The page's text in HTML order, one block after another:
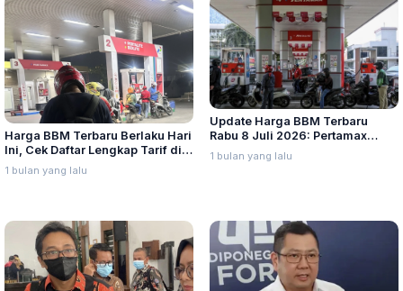
Harga BBM Terbaru Berlaku Hari
Ini, Cek Daftar Lengkap Tarif di
Seluruh Indonesia
1 bulan yang lalu
Update Harga BBM Terbaru
Rabu 8 Juli 2026: Pertamax
Turbo, Dexlite, dan Pertamina
Dex Turun
1 bulan yang lalu